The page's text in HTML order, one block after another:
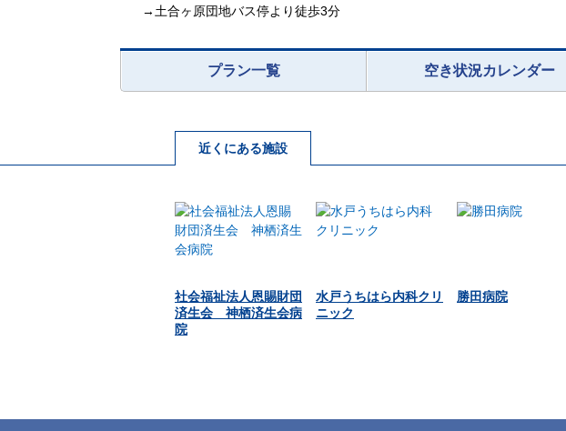
→土合ヶ原団地バス停より徒歩3分
プラン一覧 空き状況カレンダー
近くにある施設
社会福祉法人恩賜財団
済生会 神栖済生会病
院
水戸うちはら内科クリ
ニック
勝田病院